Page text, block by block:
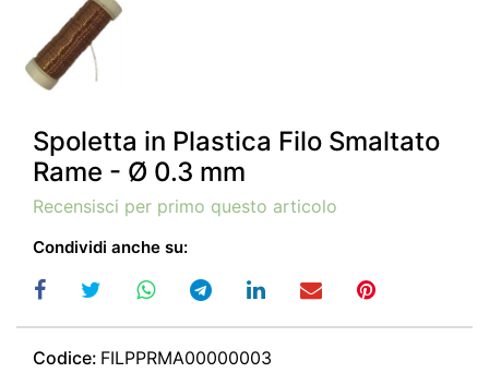
Spoletta in Plastica Filo Smaltato
Rame - Ø 0.3 mm
Recensisci per primo questo articolo
Condividi anche su:
Codice: FILPPRMA00000003